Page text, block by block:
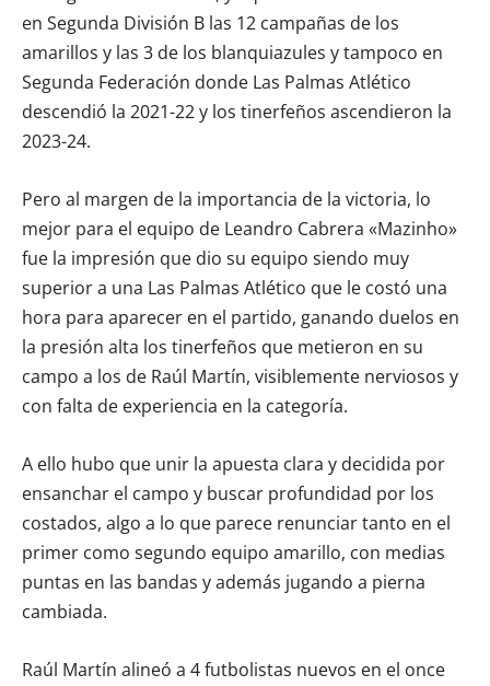
en Segunda División B las 12 campañas de los
amarillos y las 3 de los blanquiazules y tampoco en
Segunda Federación donde Las Palmas Atlético
descendió la 2021-22 y los tinerfeños ascendieron la
2023-24.
Pero al margen de la importancia de la victoria, lo
mejor para el equipo de Leandro Cabrera «Mazinho»
fue la impresión que dio su equipo siendo muy
superior a una Las Palmas Atlético que le costó una
hora para aparecer en el partido, ganando duelos en
la presión alta los tinerfeños que metieron en su
campo a los de Raúl Martín, visiblemente nerviosos y
con falta de experiencia en la categoría.
A ello hubo que unir la apuesta clara y decidida por
ensanchar el campo y buscar profundidad por los
costados, algo a lo que parece renunciar tanto en el
primer como segundo equipo amarillo, con medias
puntas en las bandas y además jugando a pierna
cambiada.
Raúl Martín alineó a 4 futbolistas nuevos en el once